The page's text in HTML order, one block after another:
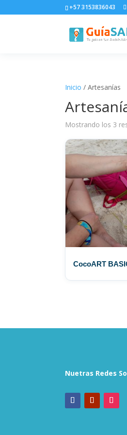
+57 3153836043
Inicio / Artesanías
Mostrando los 3
CocoART
Nuetras Redes